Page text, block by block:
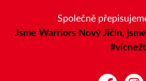
Společně
Jsme Warriors Nový Jičín,